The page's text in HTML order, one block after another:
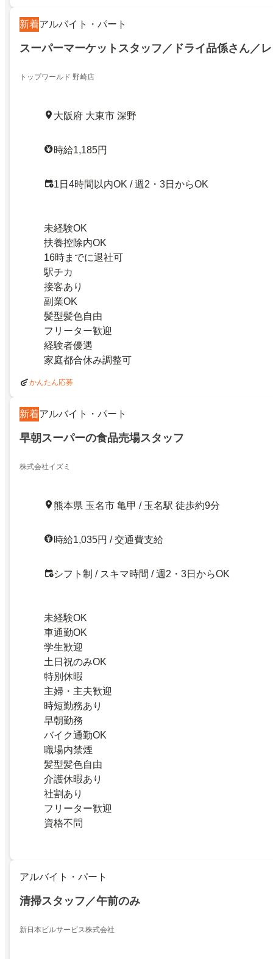
新着アルバイト・パート
スーパーマーケットスタッフ／ドライ品係さん／
トップワールド 野崎店
大阪府 大東市 深野
時給1,185円
1日4時間以内OK / 週2・3日からOK
未経験OK
扶養控除内OK
16時までに退社可
駅チカ
接客あり
副業OK
髪型髪色自由
フリーター歓迎
経験者優遇
家庭都合休み調整可
かんたん応募
新着アルバイト・パート
早朝スーパーの食品売場スタッフ
株式会社イズミ
熊本県 玉名市 亀甲 / 玉名駅 徒歩約9分
時給1,035円 / 交通費支給
シフト制 / スキマ時間 / 週2・3日からOK
未経験OK
車通勤OK
学生歓迎
土日祝のみOK
特別休暇
主婦・主夫歓迎
時短勤務あり
早朝勤務
バイク通勤OK
職場内禁煙
髪型髪色自由
介護休暇あり
社割あり
フリーター歓迎
資格不問
アルバイト・パート
清掃スタッフ／午前のみ
新日本ビルサービス株式会社